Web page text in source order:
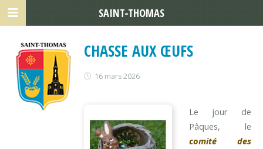
CHASSE AUX ŒUFS
16 mars 2026
Le jour de
Pâques, le
comité des
SAINT-THOMAS